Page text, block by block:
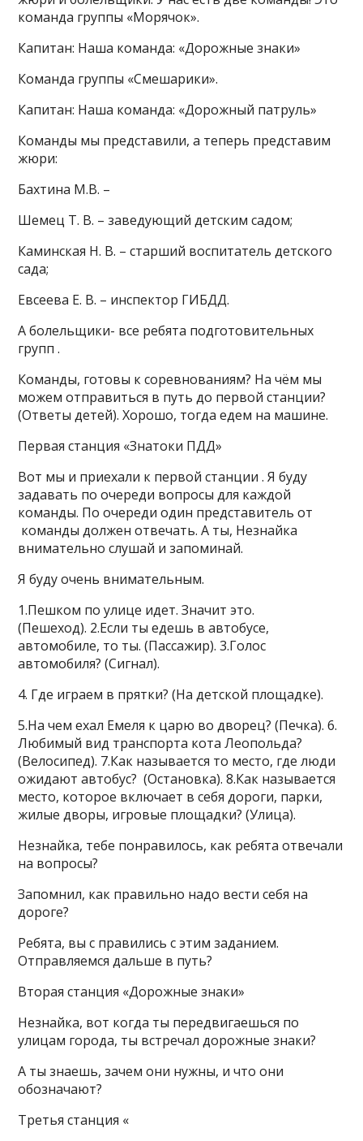
команда группы «Морячок».
Капитан: Наша команда: «Дорожные знаки»
Команда группы «Смешарики».
Капитан: Наша команда: «Дорожный патруль»
Команды мы представили, а теперь представим
жюри:
Бахтина М.В. –
Шемец Т. В. – заведующий детским садом;
Каминская Н. В. – старший воспитатель детского
сада;
Евсеева Е. В. – инспектор ГИБДД.
А болельщики- все ребята подготовительных
групп .
Команды, готовы к соревнованиям? На чём мы
можем отправиться в путь до первой станции?
(Ответы детей). Хорошо, тогда едем на машине.
Первая станция «Знатоки ПДД»
Вот мы и приехали к первой станции . Я буду
задавать по очереди вопросы для каждой
команды. По очереди один представитель от
команды должен отвечать. А ты, Незнайка
внимательно слушай и запоминай.
Я буду очень внимательным.
1.Пешком по улице идет. Значит это.
(Пешеход). 2.Если ты едешь в автобусе,
автомобиле, то ты. (Пассажир). 3.Голос
автомобиля? (Сигнал).
4. Где играем в прятки? (На детской площадке).
5.На чем ехал Емеля к царю во дворец? (Печка). 6.
Любимый вид транспорта кота Леопольда?
(Велосипед). 7.Как называется то место, где люди
ожидают автобус? (Остановка). 8.Как называется
место, которое включает в себя дороги, парки,
жилые дворы, игровые площадки? (Улица).
Незнайка, тебе понравилось, как ребята отвечали
на вопросы?
Запомнил, как правильно надо вести себя на
дороге?
Ребята, вы с правились с этим заданием.
Отправляемся дальше в путь?
Вторая станция «Дорожные знаки»
Незнайка, вот когда ты передвигаешься по
улицам города, ты встречал дорожные знаки?
А ты знаешь, зачем они нужны, и что они
обозначают?
Третья станция «